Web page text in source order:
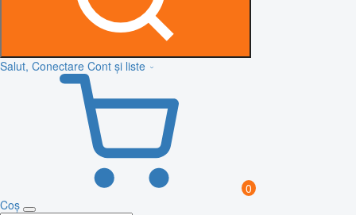
Salut, Conectare Cont și liste
0
Coș